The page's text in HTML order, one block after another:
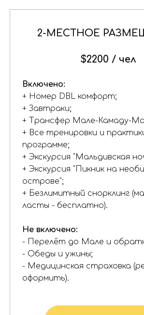
2-МЕСТНОЕ
$2200 / чел
Включено:
+ Номер DBL комфорт;
+ Завтраки;
+ Трансфер Мале-Камаду-
+ Все тренировки и
программе;
+ Экскурсия "Мальдивская
+ Экскурсия "Пикник на
острове";
+ Безлимитный снорклинг
ласты - бесплатно).
Не включено:
- Перелёт до Мале и
- Обеды и ужины;
- Медицинская страховка
оформить).